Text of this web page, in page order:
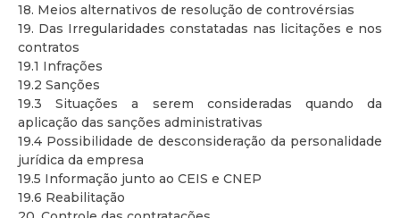
18. Meios alternativos de resolução de controvérsias
19. Das Irregularidades constatadas nas licitações e nos
contratos
19.1 Infrações
19.2 Sanções
19.3 Situações a serem consideradas quando da
aplicação das sanções administrativas
19.4 Possibilidade de desconsideração da personalidade
jurídica da empresa
19.5 Informação junto ao CEIS e CNEP
19.6 Reabilitação